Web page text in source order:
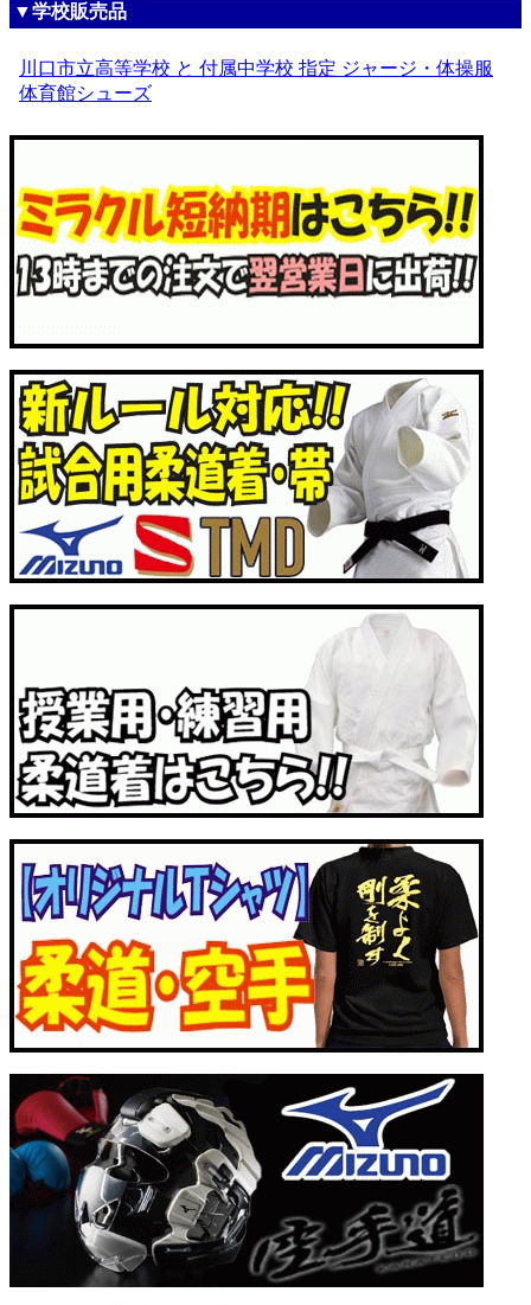
▼学校販売品
川口市立高等学校 と 付属中学校 指定 ジャージ・体操服
体育館シューズ